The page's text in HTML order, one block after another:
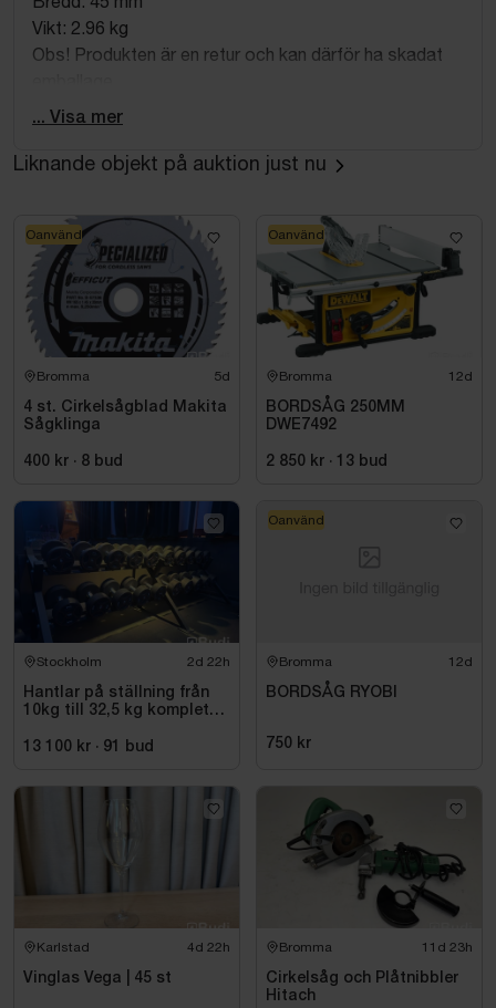
Vikt: 2.96 kg
Obs! Produkten är en retur och kan därför ha skadat
... Visa mer
Liknande objekt på auktion just nu
Bromma 5d
4 st. Cirkelsågblad Makita
Sågklinga
400 kr · 8 bud
Oanvänd
Bromma 12d
BORDSÅG 250MM
DWE7492
2 850 kr · 13 bud
Oanvänd
Stockholm 2d 22h
Hantlar på ställning från
10kg till 32,5 kg komplett
13 100 kr · 91 bud
Bromma 12d
BORDSÅG RYOBI
750 kr
Oanvänd
Karlstad 4d 22h
Vinglas Vega | 45 st
Bromma 11d 23h
Cirkelsåg och Plåtnibbler
Hitach